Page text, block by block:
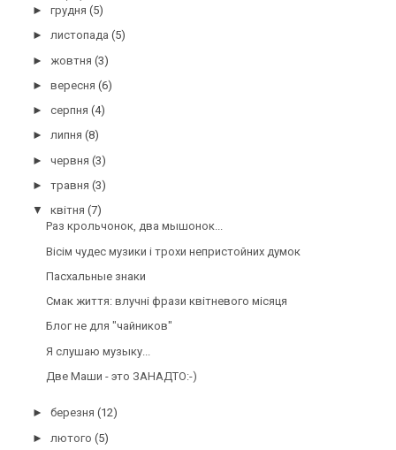
► грудня (5)
► листопада (5)
► жовтня (3)
► вересня (6)
► серпня (4)
► липня (8)
► червня (3)
► травня (3)
▼
квітня (7)
Раз крольчонок, два мышонок...
Вісім чудес музики і трохи непристойних думок
Пасхальные знаки
Смак життя: влучні фрази квітневого місяця
Блог не для "чайников"
Я слушаю музыку...
Две Маши - это ЗАНАДТО:-)
► березня (12)
► лютого (5)